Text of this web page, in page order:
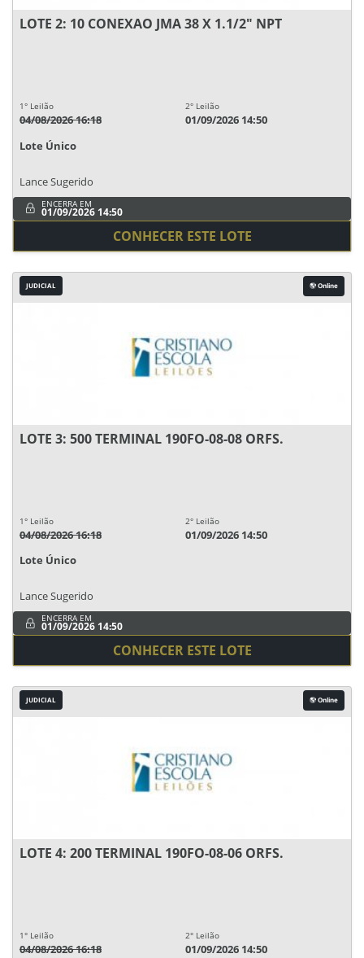
LOTE 2: 10 CONEXAO JMA 38 X 1.1/2" NPT
1° Leilão
04/08/2026 16:18
2° Leilão
01/09/2026 14:50
Lote Único
Lance Sugerido
ENCERRA EM
01/09/2026 14:50
CONHECER ESTE LOTE
JUDICIAL Online
LOTE 3: 500 TERMINAL 190FO-08-08 ORFS.
1° Leilão
04/08/2026 16:18
2° Leilão
01/09/2026 14:50
Lote Único
Lance Sugerido
ENCERRA EM
01/09/2026 14:50
CONHECER ESTE LOTE
JUDICIAL Online
LOTE 4: 200 TERMINAL 190FO-08-06 ORFS.
1° Leilão
04/08/2026 16:18
2° Leilão
01/09/2026 14:50